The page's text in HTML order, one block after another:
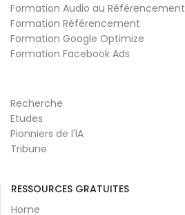
Formation Audio au Référencement
Formation Référencement
Formation Google Optimize
Formation Facebook Ads
Recherche
Etudes
Pionniers de l'IA
Tribune
RESSOURCES GRATUITES
Home